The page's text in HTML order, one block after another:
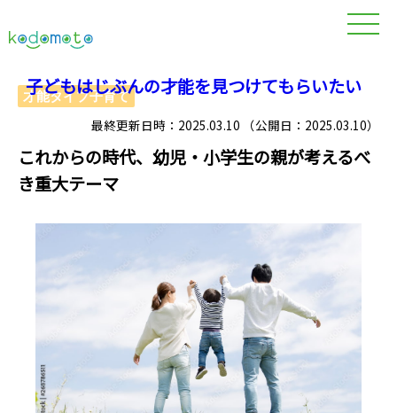
子どもはじぶんの才能を見つけてもらいたい
才能タイプ子育て
最終更新日時：2025.03.10 （公開日：2025.03.10）
これからの時代、幼児・小学生の親が考えるべ
き重大テーマ